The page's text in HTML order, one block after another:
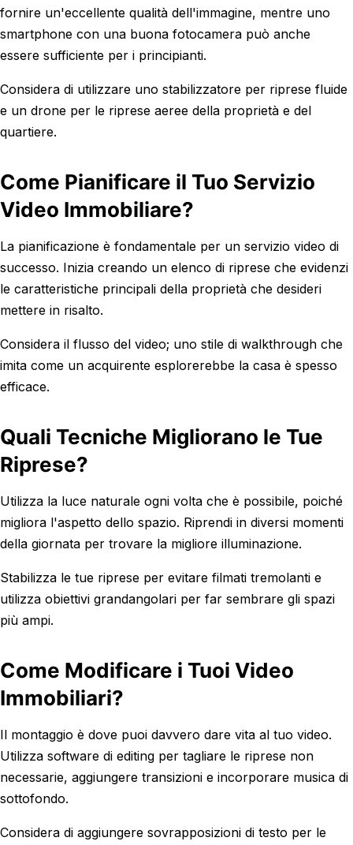
fornire un'eccellente qualità dell'immagine, mentre uno
smartphone con una buona fotocamera può anche
essere sufficiente per i principianti.
Considera di utilizzare uno stabilizzatore per riprese fluide
e un drone per le riprese aeree della proprietà e del
quartiere.
Come Pianificare il Tuo Servizio
Video Immobiliare?
La pianificazione è fondamentale per un servizio video di
successo. Inizia creando un elenco di riprese che evidenzi
le caratteristiche principali della proprietà che desideri
mettere in risalto.
Considera il flusso del video; uno stile di walkthrough che
imita come un acquirente esplorerebbe la casa è spesso
efficace.
Quali Tecniche Migliorano le Tue
Riprese?
Utilizza la luce naturale ogni volta che è possibile, poiché
migliora l'aspetto dello spazio. Riprendi in diversi momenti
della giornata per trovare la migliore illuminazione.
Stabilizza le tue riprese per evitare filmati tremolanti e
utilizza obiettivi grandangolari per far sembrare gli spazi
più ampi.
Come Modificare i Tuoi Video
Immobiliari?
Il montaggio è dove puoi davvero dare vita al tuo video.
Utilizza software di editing per tagliare le riprese non
necessarie, aggiungere transizioni e incorporare musica di
sottofondo.
Considera di aggiungere sovrapposizioni di testo per le